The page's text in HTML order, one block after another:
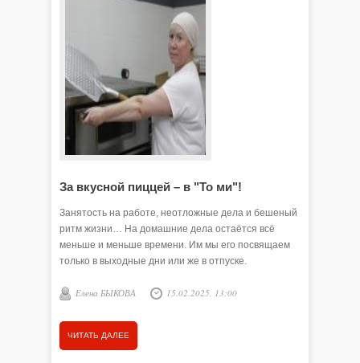
За вкусной пиццей – в "То ми"!
Занятость на работе, неотложные дела и бешеный
ритм жизни… На домашние дела остаётся всё
меньше и меньше времени. Им мы его посвящаем
только в выходные дни или же в отпуске.
Елена БЫКОВА 15.02.2025, 13:00
ЧИТАТЬ ДАЛЕЕ